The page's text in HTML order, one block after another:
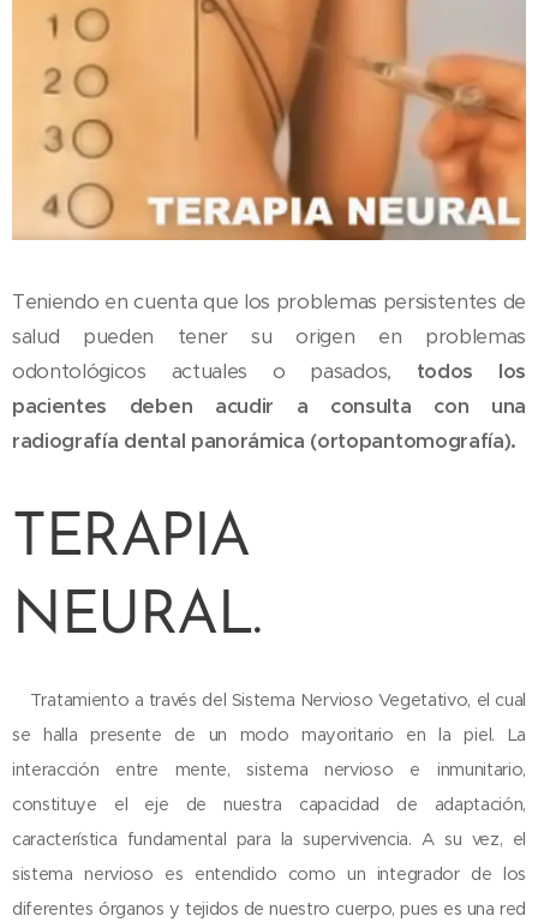
Teniendo en cuenta que los problemas persistentes de
salud pueden tener su origen en problemas
odontológicos actuales o pasados, todos los
pacientes deben acudir a consulta con una
radiografía dental panorámica (ortopantomografía).
TERAPIA
NEURAL.
Tratamiento a través del Sistema Nervioso Vegetativo, el cual
se halla presente de un modo mayoritario en la piel. La
interacción entre mente, sistema nervioso e inmunitario,
constituye el eje de nuestra capacidad de adaptación,
característica fundamental para la supervivencia. A su vez, el
sistema nervioso es entendido como un integrador de los
diferentes órganos y tejidos de nuestro cuerpo, pues es una red